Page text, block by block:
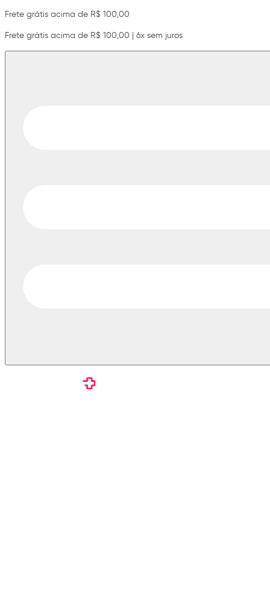
Frete grátis acima de R$ 100,00
Frete grátis acima de R$ 100,00 | 6x sem juros